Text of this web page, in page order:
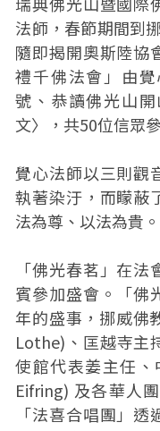
法師，春節期間到
隨即揭開奧斯陸協
禮千佛法會」由
號、恭讀佛光山
文〉，共50位信眾
覺心法師以三則觀
執著染汙，而矇蔽
法為尊、以法為貴。
「佛光春茗」在
賓參加盛會。「佛
年的盛事，挪威佛
Lothe)、匡越寺主
使館代表姜主任
Eifring) 及各華人
「法喜合唱團」